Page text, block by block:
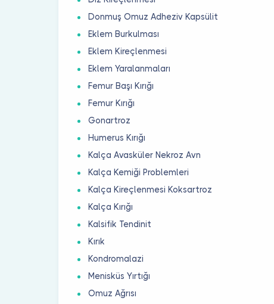
Donmuş Omuz Adheziv Kapsülit
Eklem Burkulması
Eklem Kireçlenmesi
Eklem Yaralanmaları
Femur Başı Kırığı
Femur Kırığı
Gonartroz
Humerus Kırığı
Kalça Avasküler Nekroz Avn
Kalça Kemiği Problemleri
Kalça Kireçlenmesi Koksartroz
Kalça Kırığı
Kalsifik Tendinit
Kırık
Kondromalazi
Menisküs Yırtığı
Omuz Ağrısı